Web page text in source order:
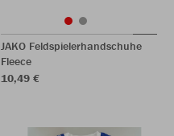
JAKO Feldspielerhandschuhe
Fleece
10,49 €